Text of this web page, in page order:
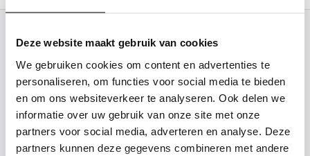
Deze website maakt gebruik van cookies
We gebruiken cookies om content en advertenties te
personaliseren, om functies voor social media te bieden
en om ons websiteverkeer te analyseren. Ook delen we
informatie over uw gebruik van onze site met onze
partners voor social media, adverteren en analyse. Deze
partners kunnen deze gegevens combineren met andere
Staat uw plantsoort of maat er niet
tussen? Laat het ons weten, dan
gaan we voor u kijken. Stuur ons
de plantnaam, hoogte, stamdikte en
vorm. Wilt u weten hoe uw plant of
boom er ongeveer eruit ziet? We